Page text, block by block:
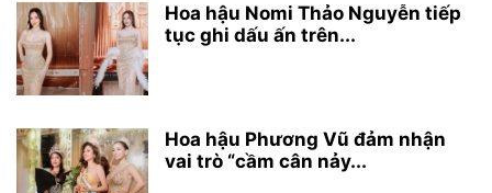
Hoa hậu Nomi Thảo Nguyễn tiếp
tục ghi dấu ấn trên...
Hoa hậu Phương Vũ đảm nhận
vai trò “cầm cân nảy...